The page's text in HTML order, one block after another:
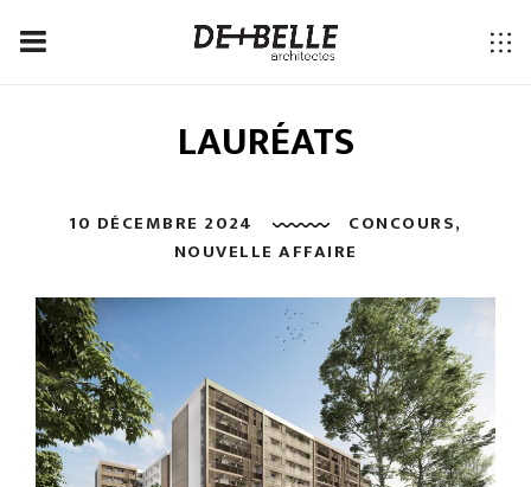
LAURÉATS
10 DÉCEMBRE 2024 CONCOURS,
NOUVELLE AFFAIRE